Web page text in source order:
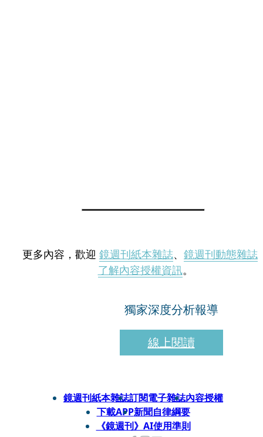
更多內容，歡迎 鏡週刊紙本雜誌、 鏡週刊動態雜誌
了解內容授權資訊。
獨家深度分析報導
線上閱讀
鏡週刊紙本雜誌訂閱電子雜誌內容授權
下載APP新聞自律綱要
《鏡週刊》AI使用準則